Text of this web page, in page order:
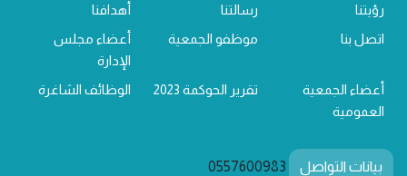
رؤيتنا
رسالتنا
أهدافنا
اتصل بنا
موظفو الجمعية
أعضاء مجلس
الإدارة
أعضاء الجمعية
العمومية
تقرير الحوكمة 2023 الوظائف الشاغرة
بيانات التواصل 0557600983